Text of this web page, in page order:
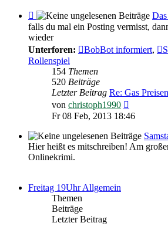
Feed
-
Das
Archiv
falls du mal ein Posting vermisst,
wieder
Unterforen:
BobBot informiert,
Rollenspiel
154 Themen
520 Beiträge
Letzter Beitrag Re: Gas
von christoph1990
Beitrag
Fr 08 Feb, 2013 18:46
Hier heißt es mitschreiben! Am
Onlinekrimi.
Freitag 19Uhr Allgemein
Themen
Beiträge
Letzter Beitrag